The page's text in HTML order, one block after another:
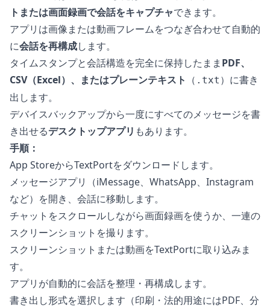
トまたは画面録画で会話をキャプチャできます。
アプリは画像または動画フレームをつなぎ合わせて自動的
に会話を再構成します。
タイムスタンプと会話構造を完全に保持したまま PDF、
CSV（Excel）、またはプレーンテキスト （ .txt ）に書き
出します。
デバイスバックアップから一度にすべてのメッセージを書
き出せるデスクトップアプリ もあります。
手順：
App StoreからTextPortをダウンロードします。
メッセージアプリ（iMessage、WhatsApp、Instagram
など）を開き、会話に移動します。
チャットをスクロールしながら画面録画を使うか、一連の
スクリーンショットを撮ります。
スクリーンショットまたは動画をTextPortに取り込みま
す。
アプリが自動的に会話を整理・再構成します。
書き出し形式を選択します（印刷・法的用途にはPDF、分